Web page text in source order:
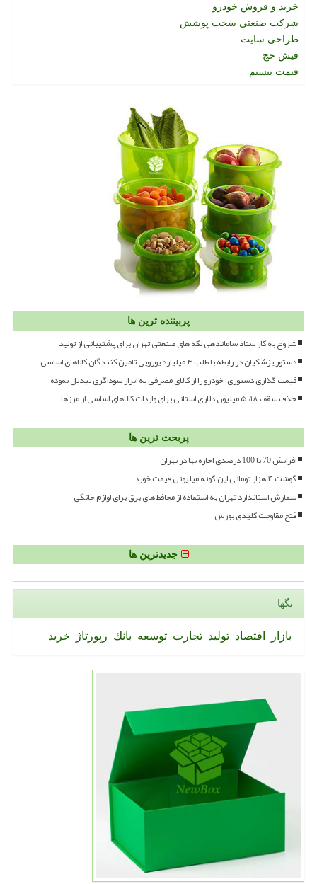
خرید و فروش خودرو
شرکت صنعتی سخت پوشش
طراحی سایت
فیش حج
قیمت بیسیم
پربیننده ترین ها
شروع به کار ستاد ساماندهی لکه های صنعتی تهران برای پشتیبانی از تولید
دستور پزشکیان در رابطه با طلب ۴ میلیارد یورویی تامین کنندگان کالاهای اساسی
قیمت گذاری دستوری، خودرو را از کالای مصرفی به ابزار سوداگری تبدیل نموده
حذف سقف ۱۸، ۵ میلیون دلاری استانی برای واردات کالاهای اساسی از مرزها
پربحث ترین ها
افزایش 70 تا 100 درصدی اجاره بها در تهران
گوشت ۴ هزار تومانی این گونه میلیونی قیمت خورد
سفارش استاندارد تهران به استفاده از محافظ های برق برای لوازم خانگی
فتح مقاومت کلیدی بورس
جدیدترین ها
تگها
بازار اقتصاد تولید تجارت توسعه بانك رپورتاژ خرید